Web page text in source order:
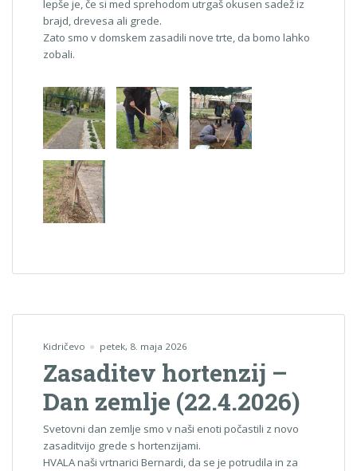
lepše je, če si med sprehodom utrgaš okusen sadež iz
brajd, drevesa ali grede.
Zato smo v domskem zasadili nove trte, da bomo lahko
zobali.
Kidričevo petek, 8. maja 2026
Zasaditev hortenzij –
Dan zemlje (22.4.2026)
Svetovni dan zemlje smo v naši enoti počastili z novo
zasaditvijo grede s hortenzijami.
HVALA naši vrtnarici Bernardi, da se je potrudila in za